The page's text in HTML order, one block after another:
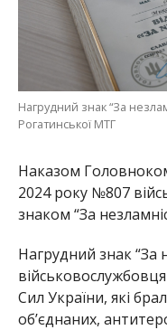
Нагрудний знак “За
Рогатинської МТГ
Наказом
2024 року №807
знаком “За
Нагрудний знак “За
Сил України, які
об’єднаних,